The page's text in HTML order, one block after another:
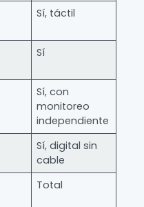
Sí, táctil
Sí
Sí, con
monitoreo
independiente
Sí, digital sin
cable
Total